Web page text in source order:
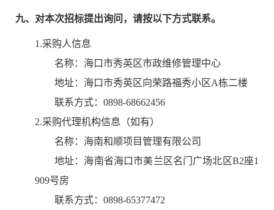
九、对本次招标提出询问，请按以下方式联系。
1.采购人信息
名称： 海口市秀英区市政维修管理中心
地址： 海口市秀英区向荣路福秀小区A栋二楼
联系方式： 0898-68662456
2.采购代理机构信息（如有）
名称： 海南和顺项目管理有限公司
地址： 海南省海口市美兰区名门广场北区B2座1
909号房
联系方式： 0898-65377472